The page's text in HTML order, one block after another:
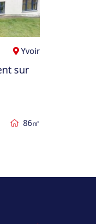
Yvoir
sur
86㎡